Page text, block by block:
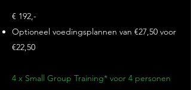
€ 192,-
Optioneel voedingsplannen van €27,50 voor
€22,50
4 x Small Group Training* voor 4 personen